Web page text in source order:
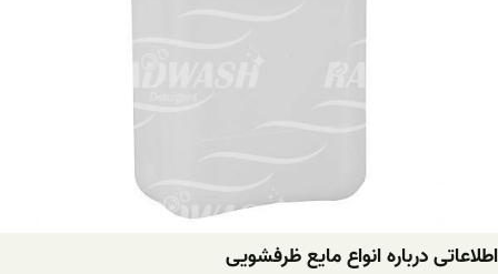
اطلاعاتی درباره انواع مایع ظرفشویی